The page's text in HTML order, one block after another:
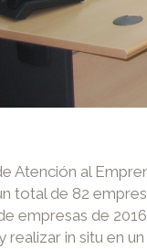
Atención al
total de 82
empresas de
realizar in situ en